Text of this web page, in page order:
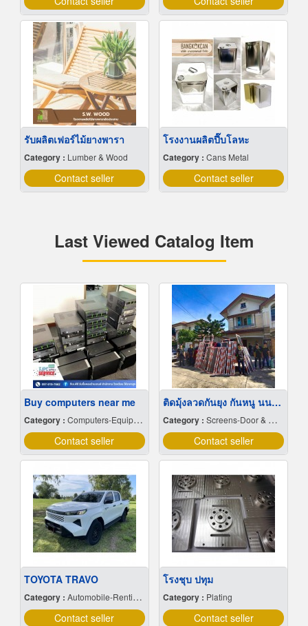
รับผลิตเฟอร์ไม้ยางพารา
Category : Lumber & Wood
Contact seller
โรงงานผลิตปี๊บโลหะ
Category : Cans Metal
Contact seller
Last Viewed Catalog Item
Buy computers near me
Category : Computers-Equipment & Supplies
Contact seller
ติดมุ้งลวดกันยุง กันหนู นนทบุรี
Category : Screens-Door & Window
Contact seller
TOYOTA TRAVO
Category : Automobile-Renting & Leasing
Contact seller
โรงชุบ ปทุม
Category : Plating
Contact seller